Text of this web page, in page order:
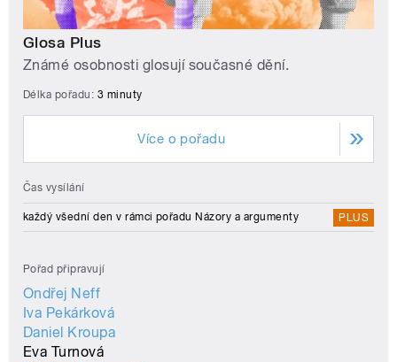
Glosa Plus
Známé osobnosti glosují současné dění.
Délka pořadu: 3 minuty
Více o pořadu
Čas vysílání
každý všední den v rámci pořadu Názory a argumenty PLUS
Pořad připravují
Ondřej Neff
Iva Pekárková
Daniel Kroupa
Eva Turnová